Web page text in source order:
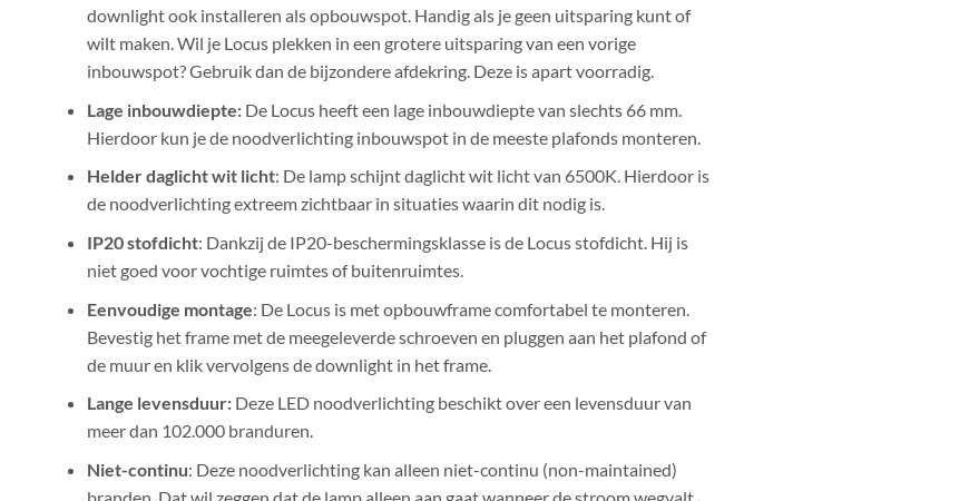
downlight ook installeren als opbouwspot. Handig als je geen uitsparing kunt of
wilt maken. Wil je Locus plekken in een grotere uitsparing van een vorige
inbouwspot? Gebruik dan de bijzondere afdekring. Deze is apart voorradig.
Lage inbouwdiepte: De Locus heeft een lage inbouwdiepte van slechts 66 mm.
Hierdoor kun je de noodverlichting inbouwspot in de meeste plafonds monteren.
Helder daglicht wit licht: De lamp schijnt daglicht wit licht van 6500K. Hierdoor is
de noodverlichting extreem zichtbaar in situaties waarin dit nodig is.
IP20 stofdicht: Dankzij de IP20-beschermingsklasse is de Locus stofdicht. Hij is
niet goed voor vochtige ruimtes of buitenruimtes.
Eenvoudige montage: De Locus is met opbouwframe comfortabel te monteren.
Bevestig het frame met de meegeleverde schroeven en pluggen aan het plafond of
de muur en klik vervolgens de downlight in het frame.
Lange levensduur: Deze LED noodverlichting beschikt over een levensduur van
meer dan 102.000 branduren.
Niet-continu: Deze noodverlichting kan alleen niet-continu (non-maintained)